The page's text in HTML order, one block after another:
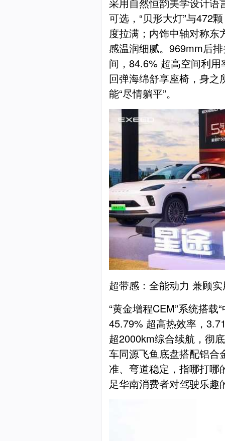
可选，“贝形大灯”与472
度拉满；内饰中轴对称
感温润细腻。969mm后
间，84.6% 超高空间利
回弹海绵舒享座椅，身之
能“尽情躺平”。
超带感：全能动力 兼顾
“黄金增程CEM”系统搭载
45.79% 超高热效率，
超2000km综合续航，彻
车同源飞鱼底盘搭配铝合
准、弯道稳定，指哪打哪
足华南消费者对驾驶乐趣